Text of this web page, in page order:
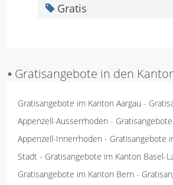
Gratis
▪ Gratisangebote in den
Gratisangebote im Kanton Aargau -
Appenzell-Ausserrhoden -
Appenzell-Innerrhoden - Gratisangebote
Stadt - Gratisangebote im Kanton Basel-
Gratisangebote im Kanton Bern -